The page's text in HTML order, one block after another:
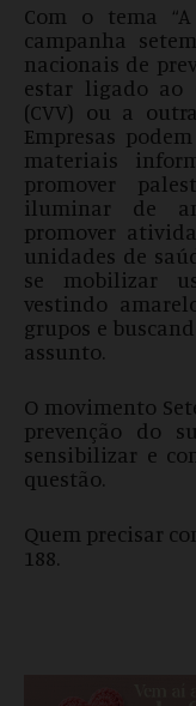
Com o tema
campanha
nacionais de
estar ligado ao
(CVV) ou a
Empresas
materiais
promover
iluminar de
promover
unidades de
se mobilizar
vestindo
grupos e
assunto.
O movimento
prevenção do
sensibilizar e
questão.
Quem precisar
188.